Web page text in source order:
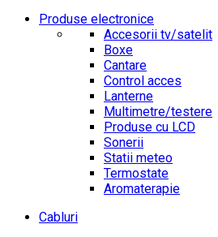
Produse electronice
Accesorii tv/satelit
Boxe
Cantare
Control acces
Lanterne
Multimetre/testere
Produse cu LCD
Sonerii
Statii meteo
Termostate
Aromaterapie
Cabluri